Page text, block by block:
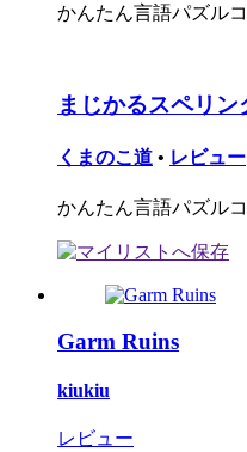
かんたん言語パズル
まじかるスペリン
くまのこ道 • レビュー
かんたん言語パズル
Garm Ruins
kiukiu
レビュー